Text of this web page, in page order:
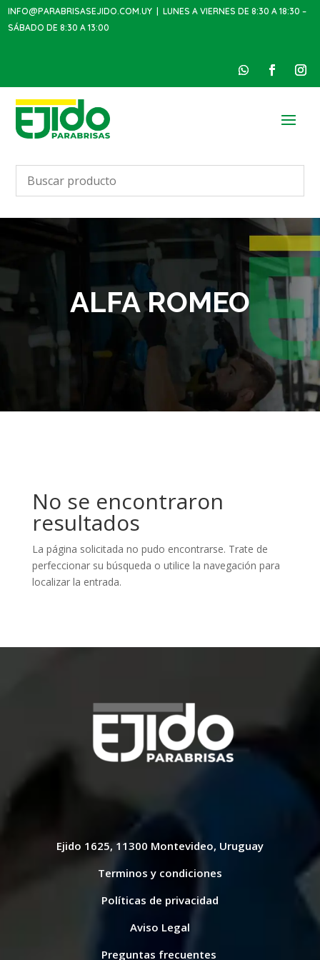
INFO@PARABRISASEJIDO.COM.UY | LUNES A VIERNES DE 8:30 A 18:30 –
SÁBADO DE 8:30 A 13:00
ALFA ROMEO
No se encontraron
resultados
La página solicitada no pudo encontrarse. Trate de
perfeccionar su búsqueda o utilice la navegación para
localizar la entrada.
Ejido 1625, 11300 Montevideo, Uruguay
Terminos y condiciones
Políticas de privacidad
Aviso Legal
Preguntas frecuentes